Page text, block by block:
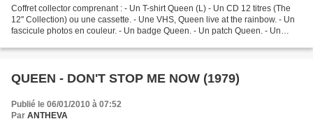
Coffret collector comprenant : - Un T-shirt Queen (L) - Un CD 12 titres (The
12'' Collection) ou une cassette. - Une VHS, Queen live at the rainbow. - Un
fascicule photos en couleur. - Un badge Queen. - Un patch Queen. - Un
QUEEN - DON'T STOP ME NOW (1979)
Publié le 06/01/2010 à 07:52
Par ANTHEVA